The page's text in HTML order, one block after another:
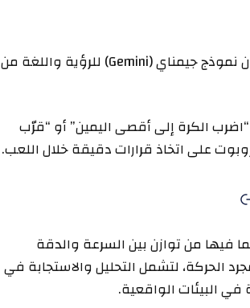
التحسينات لم تتوقف على التمرين الفعلي، إذ استخدم الباحثون نموذج جيمناي (Gemini) للرؤية واللغة من
الكرة إلى أقصى اليمين” أو “قرّب
على اتخاذ قرارات دقيقة خلال اللعب.
فيها من توازن بين السرعة والدقة
الحركة، لتشمل التحليل والاستجابة في
البيئات الواقعية.